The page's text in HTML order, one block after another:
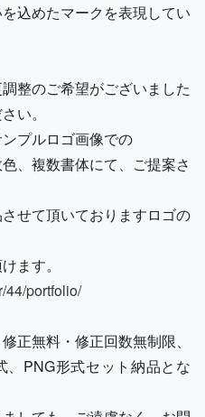
込めたマークを表現してい
整のご希望がございました
い。
プルロゴ画像での
、複数書体にて、ご提案さ
せて頂いておりますロゴの
ます。
44/portfolio/
正無料・修正回数無制限、
PNG形式セット納品とな